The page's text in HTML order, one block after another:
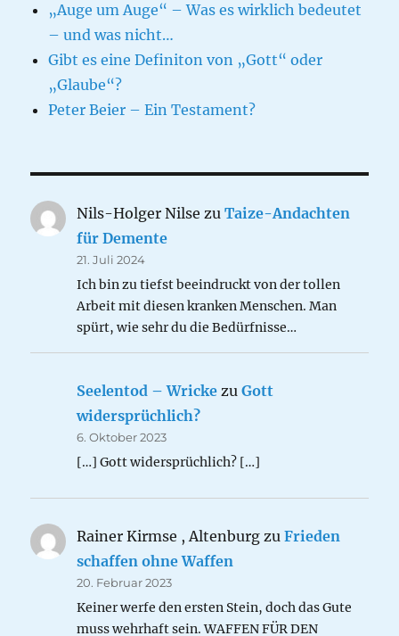
„Auge um Auge“ – Was es wirklich bedeutet
– und was nicht…
Gibt es eine Definiton von „Gott“ oder
„Glaube“?
Peter Beier – Ein Testament?
Nils-Holger Nilse zuTaize-Andachten
für Demente
21. Juli 2024
Ich bin zu tiefst beeindruckt von der tollen
Arbeit mit diesen kranken Menschen. Man
spürt, wie sehr du die Bedürfnisse…
Seelentod – Wricke zuGott
widersprüchlich?
6. Oktober 2023
[…] Gott widersprüchlich? […]
Rainer Kirmse , Altenburg zuFrieden
schaffen ohne Waffen
20. Februar 2023
Keiner werfe den ersten Stein, doch das Gute
muss wehrhaft sein. WAFFEN FÜR DEN